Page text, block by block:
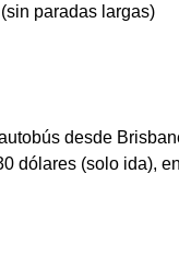
paradas largas)
desde
dólares (solo ida), en